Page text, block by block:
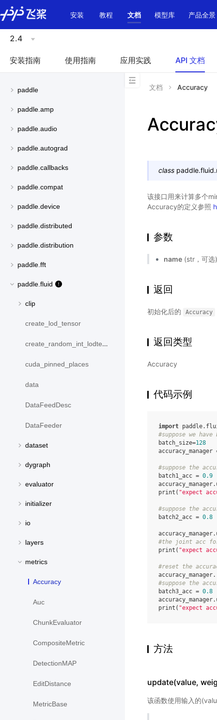
\u200E
安装
教程 文档 模型库 产品全景
2.4
安装指南 使用指南 应用实践 API 文档
paddle
paddle.amp
paddle.audio
paddle.autograd
paddle.callbacks
paddle.compat
paddle.device
paddle.distributed
paddle.distribution
paddle.fft
paddle.fluid
clip
create_lod_tensor
create_random_int_lodtensor
cuda_pinned_places
data
DataFeedDesc
DataFeeder
dataset
dygraph
evaluator
initializer
io
layers
metrics
Accuracy
Auc
ChunkEvaluator
CompositeMetric
DetectionMAP
EditDistance
MetricBase
文档 Accuracy
class
该接口用来计算多个
Accuracy的定义参照
参数
name (str，可
返回
初始化后的 Accuracy
返回类型
Accuracy
代码示例
import
#suppose we
batch_size=128
accuracy_manager
#suppose the
batch1_acc = 0.9
accuracy_manager.
print ( "expect
#suppose the
batch2_acc = 0.8
accuracy_manager.
#the joint acc
print ( "expect
#reset the
accuracy_manager.
#suppose the
batch3_acc = 0.8
accuracy_manager.
print ( "expect
方法
update(value,
该函数使用输入的